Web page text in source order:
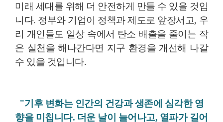
미래 세대를 위해 더 안전하게 만들 수 있을 것입
니다. 정부와 기업이 정책과 제도로 앞장서고, 우
리 개인들도 일상 속에서 탄소 배출을 줄이는 작
은 실천을 해나간다면 지구 환경을 개선해 나갈
수 있을 것입니다.
"기후 변화는 인간의 건강과 생존에 심각한 영
향을 미칩니다. 더운 날이 늘어나고, 열파가 길어